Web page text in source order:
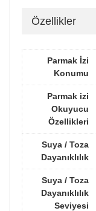
Özellikler
Parmak İzi
Konumu
Parmak izi
Okuyucu
Özellikleri
Suya / Toza
Dayanıklılık
Suya / Toza
Dayanıklılık
Seviyesi